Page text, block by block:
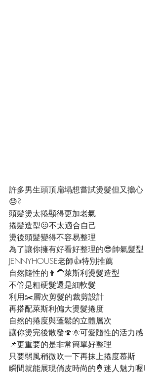
許多男生頭頂扁塌想嘗試燙髮但又擔心
😓?
頭髮燙太捲顯得更加老氣
捲髮造型☹️不太適合自己
燙後頭髮變得不容易整理
為了讓你擁有好看好整理的😎帥氣髮型
JENNYHOUSE老師👍特別推薦
自然隨性的👨‍🦱萊斯利燙髮造型
不管是粗硬髮還是細軟髮
利用✂️層次剪髮的裁剪設計
再搭配萊斯利偏大燙髮捲度
自然的捲度與蓬鬆的立體層次
讓你燙完後散發🍄🌞可愛隨性的活力感
📌更重要的是非常簡單好整理
只要弱風稍微吹一下再抹上捲度慕斯
瞬間就能展現俏皮時尚的🤴迷人魅力喔!